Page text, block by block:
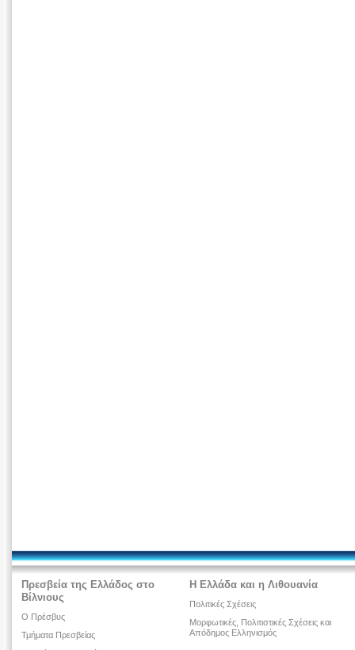
Πρεσβεία της Ελλάδος στο
Βίλνιους
O Πρέσβυς
Τμήματα Πρεσβείας
Η Ελλάδα και η Λιθουανία
Πολιτικές Σχέσεις
Μορφωτικές, Πολιτιστικές Σχέσεις και
Απόδημος Ελληνισμός